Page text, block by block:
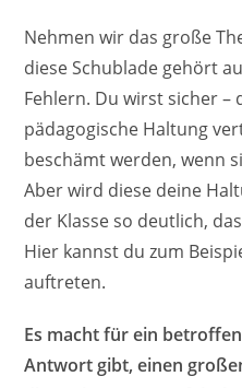
Nehmen wir das große
diese Schublade gehört
Fehlern. Du wirst sicher –
pädagogische Haltung
beschämt werden, wenn
Aber wird diese deine
der Klasse so deutlich,
Hier kannst du zum
auftreten.
Es macht für ein
Antwort gibt, einen